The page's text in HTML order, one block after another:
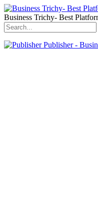
Business Trichy- Best
Publisher -